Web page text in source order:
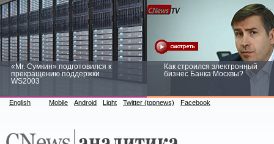
«Mr. Сумкин» подготовился к
прекращению поддержки
WS2003
Как строился электронный
бизнес Банка Москвы?
English Mobile Android Light Twitter (topnews) Facebook